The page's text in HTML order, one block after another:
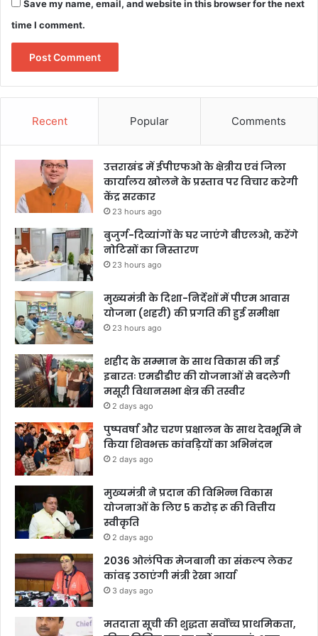
Save my name, email, and website in this browser for the next
time I comment.
Recent Popular Comments
उत्तराखंड में ईपीएफओ के क्षेत्रीय एवं जिला
कार्यालय खोलने के प्रस्ताव पर विचार करेगी
केंद्र सरकार
23 hours ago
बुजुर्ग-दिव्यांगों के घर जाएंगे बीएलओ, करेंगे
नोटिसों का निस्तारण
23 hours ago
मुख्यमंत्री के दिशा-निर्देशों में पीएम आवास
योजना (शहरी) की प्रगति की हुई समीक्षा
23 hours ago
शहीद के सम्मान के साथ विकास की नई
इबारतः एमडीडीए की योजनाओं से बदलेगी
मसूरी विधानसभा क्षेत्र की तस्वीर
2 days ago
पुष्पवर्षा और चरण प्रक्षालन के साथ देवभूमि ने
किया शिवभक्त कांवड़ियों का अभिनंदन
2 days ago
मुख्यमंत्री ने प्रदान की विभिन्न विकास
योजनाओं के लिए 5 करोड़ रू की वित्तीय
स्वीकृति
2 days ago
2036 ओलंपिक मेजबानी का संकल्प लेकर
कांवड़ उठाएंगी मंत्री रेखा आर्या
3 days ago
मतदाता सूची की शुद्धता सर्वोच्च प्राथमिकता,